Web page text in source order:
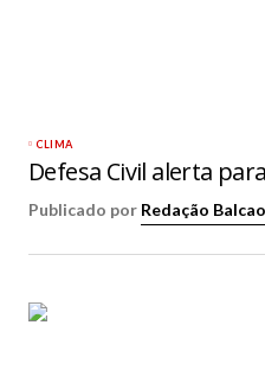
CLIMA
Defesa Civil alerta
Publicado por Redação